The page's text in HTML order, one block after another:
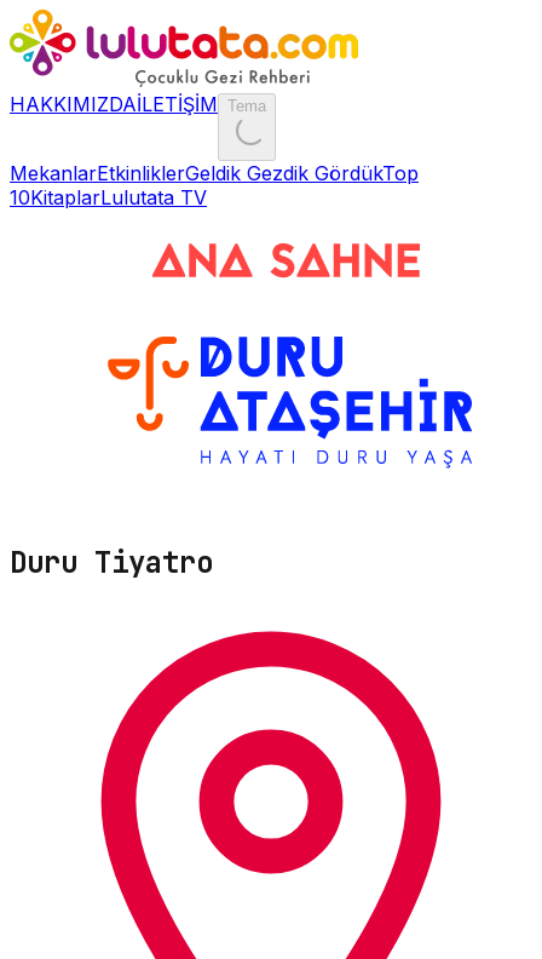
HAKKIMIZDAİLETİŞİM Tema
MekanlarEtkinliklerGeldik Gezdik GördükTop
10KitaplarLulutata TV
Duru Tiyatro